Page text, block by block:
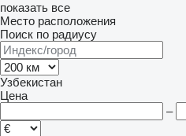
показать все
Место расположения
Поиск по радиусу
Узбекистан
Цена
–